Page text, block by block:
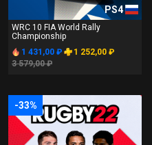
PS4
WRC 10 FIA World Rally
Championship
1 431,00 ₽
1 252,00 ₽
3 579,00 ₽
-33%